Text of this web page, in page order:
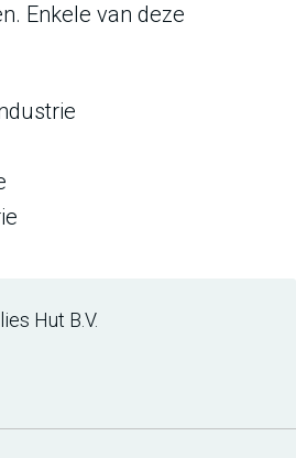
Enkele van deze
Hut B.V.